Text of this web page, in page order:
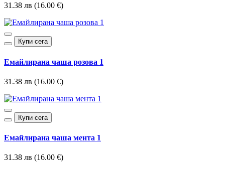
31.38 лв (16.00 €)
Купи сега
Емайлирана чаша розова 1
31.38 лв (16.00 €)
Купи сега
Емайлирана чаша мента 1
31.38 лв (16.00 €)